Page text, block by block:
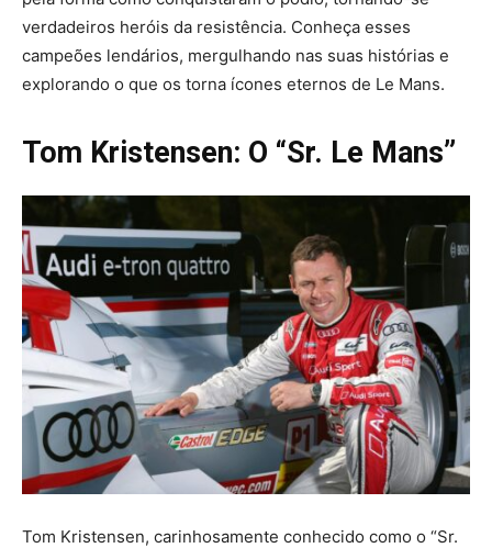
verdadeiros heróis da resistência. Conheça esses
campeões lendários, mergulhando nas suas histórias e
explorando o que os torna ícones eternos de Le Mans.
Tom Kristensen: O “Sr. Le Mans”
Tom Kristensen, carinhosamente conhecido como o “Sr.